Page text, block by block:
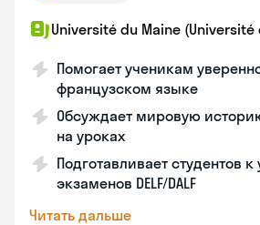
Université du Maine (Université
Помогает ученикам
французском языке
Обсуждает мировую
на уроках
Подготавливает студентов
экзаменов DELF/DALF
Читать дальше